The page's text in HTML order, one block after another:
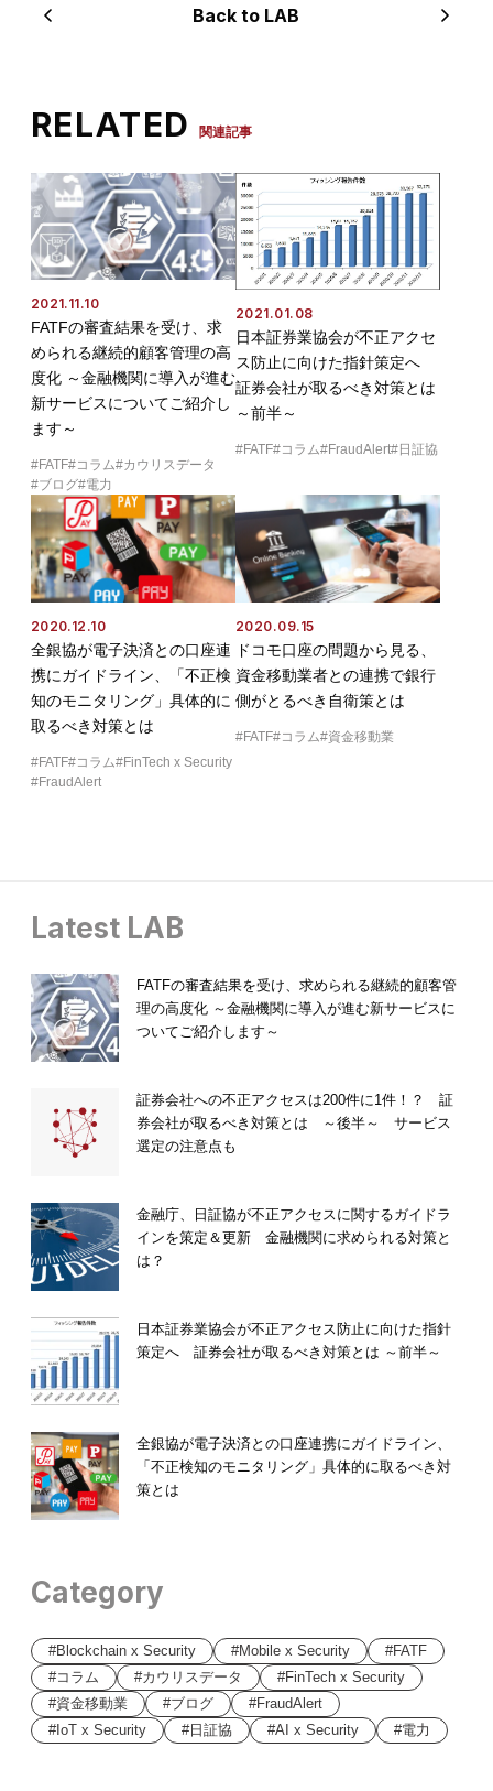
Back to LAB
RELATED 関連記事
2021.11.10
FATFの審査結果を受け、求
められる継続的顧客管理の高
度化 ～金融機関に導入が進む
新サービスについてご紹介し
ます～
FATF コラム カウリスデータ
ブログ 電力
2021.01.08
日本証券業協会が不正アクセ
ス防止に向けた指針策定へ
証券会社が取るべき対策とは
～前半～
FATF コラム FraudAlert 日証協
2020.12.10
全銀協が電子決済との口座連
携にガイドライン、「不正検
知のモニタリング」具体的に
取るべき対策とは
FATF コラム
FinTech x Security
FraudAlert
2020.09.15
ドコモ口座の問題から見る、
資金移動業者との連携で銀行
側がとるべき自衛策とは
FATF コラム 資金移動業
Latest LAB
FATFの審査結果を受け、求められる継続的顧客管
理の高度化 ～金融機関に導入が進む新サービスに
ついてご紹介します～
証券会社への不正アクセスは200件に1件！？ 証
券会社が取るべき対策とは ～後半～ サービス
選定の注意点も
金融庁、日証協が不正アクセスに関するガイドラ
インを策定＆更新 金融機関に求められる対策と
は？
日本証券業協会が不正アクセス防止に向けた指針
策定へ 証券会社が取るべき対策とは ～前半～
全銀協が電子決済との口座連携にガイドライン、
「不正検知のモニタリング」具体的に取るべき対
策とは
Category
Blockchain x Security Mobile x Security
FATF
コラム
カウリスデータ
FinTech x Security
資金移動業
ブログ
FraudAlert
IoT x Security
日証協 AI x Security 電力